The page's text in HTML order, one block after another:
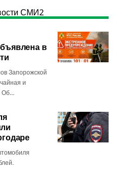
СМИ2
в
Запорожской
и
Об…